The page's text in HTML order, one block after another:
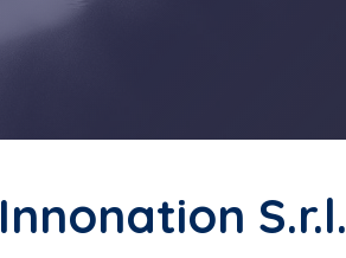
Innonation S.r.l.